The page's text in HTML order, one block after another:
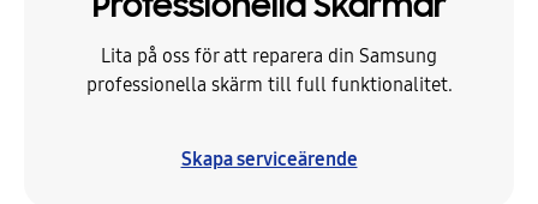
Lita på oss för att reparera din Samsung
professionella skärm till full funktionalitet.
Skapa serviceärende